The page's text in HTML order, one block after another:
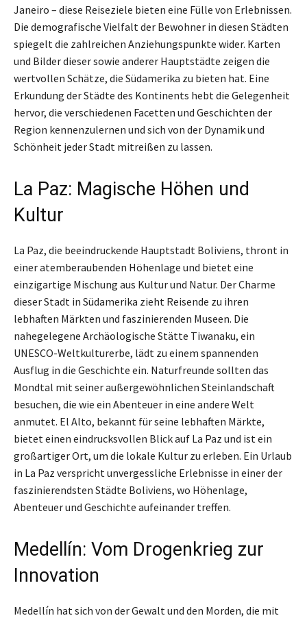
Janeiro – diese Reiseziele bieten eine Fülle von Erlebnissen.
Die demografische Vielfalt der Bewohner in diesen Städten
spiegelt die zahlreichen Anziehungspunkte wider. Karten
und Bilder dieser sowie anderer Hauptstädte zeigen die
wertvollen Schätze, die Südamerika zu bieten hat. Eine
Erkundung der Städte des Kontinents hebt die Gelegenheit
hervor, die verschiedenen Facetten und Geschichten der
Region kennenzulernen und sich von der Dynamik und
Schönheit jeder Stadt mitreißen zu lassen.
La Paz: Magische Höhen und
Kultur
La Paz, die beeindruckende Hauptstadt Boliviens, thront in
einer atemberaubenden Höhenlage und bietet eine
einzigartige Mischung aus Kultur und Natur. Der Charme
dieser Stadt in Südamerika zieht Reisende zu ihren
lebhaften Märkten und faszinierenden Museen. Die
nahegelegene Archäologische Stätte Tiwanaku, ein
UNESCO-Weltkulturerbe, lädt zu einem spannenden
Ausflug in die Geschichte ein. Naturfreunde sollten das
Mondtal mit seiner außergewöhnlichen Steinlandschaft
besuchen, die wie ein Abenteuer in eine andere Welt
anmutet. El Alto, bekannt für seine lebhaften Märkte,
bietet einen eindrucksvollen Blick auf La Paz und ist ein
großartiger Ort, um die lokale Kultur zu erleben. Ein Urlaub
in La Paz verspricht unvergessliche Erlebnisse in einer der
faszinierendsten Städte Boliviens, wo Höhenlage,
Abenteuer und Geschichte aufeinander treffen.
Medellín: Vom Drogenkrieg zur
Innovation
Medellín hat sich von der Gewalt und den Morden, die mit